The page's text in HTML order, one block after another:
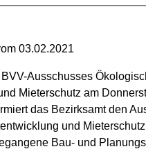
03.02.2021
BVV-Ausschusses
Mieterschutz am
das Bezirksamt den
und
Bau- und